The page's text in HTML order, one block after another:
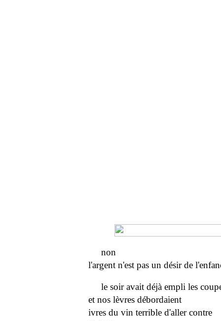
non
l'argent n'est pas un désir de
le soir avait déjà empli les
et nos lèvres débordaient
ivres du vin terrible d'aller contre